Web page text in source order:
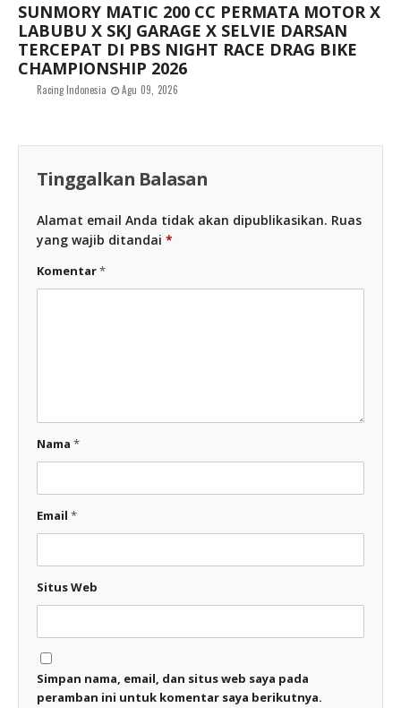
SUNMORY MATIC 200 CC PERMATA MOTOR X
LABUBU X SKJ GARAGE X SELVIE DARSAN
TERCEPAT DI PBS NIGHT RACE DRAG BIKE
CHAMPIONSHIP 2026
Racing Indonesia Agu 09, 2026
Tinggalkan Balasan
Alamat email Anda tidak akan dipublikasikan. Ruas
yang wajib ditandai *
Komentar*
Nama *
Email *
Situs Web
Simpan nama, email, dan situs web saya pada
peramban ini untuk komentar saya berikutnya.